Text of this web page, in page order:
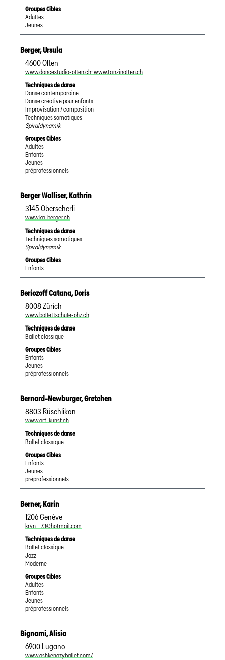
Groupes Cibles
Adultes
Jeunes
Berger,Ursula
4600Olten
www.dancestudio-olten.ch; www.tanzinolten.ch
Techniques de danse
Danse contemporaine
Danse créative pour enfants
Improvisation / composition
Techniques somatiques
Spiraldynamik
Groupes Cibles
Adultes
Enfants
Jeunes
préprofessionnels
Berger Walliser,Kathrin
3145 Oberscherli
www.ka-berger.ch
Techniques de danse
Techniques somatiques
Spiraldynamik
Groupes Cibles
Enfants
Beriozoff Catana,Doris
8008Zürich
www.ballettschule-ohz.ch
Techniques de danse
Ballet classique
Groupes Cibles
Enfants
Jeunes
préprofessionnels
Bernard-Newburger,Gretchen
8803 Rüschlikon
www.art-kunst.ch
Techniques de danse
Ballet classique
Groupes Cibles
Enfants
Jeunes
préprofessionnels
Berner,Karin
1206Genève
kryn _ 73@hotmail.com
Techniques de danse
Ballet classique
Jazz
Moderne
Groupes Cibles
Adultes
Enfants
Jeunes
préprofessionnels
Bignami,Alisia
6900 Lugano
www.ashkenazyballet.com/